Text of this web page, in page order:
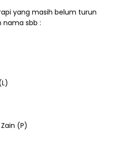
yang masih belum turun
nama sbb :
(P)